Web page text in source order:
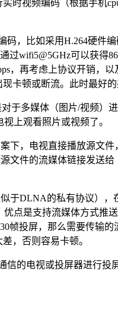
时视频编码（根据手机
，比如采用H.264硬件
过wifi5@5GHz可以获
，再考虑上协议开销，
卡顿或断流。此时最好
于多媒体（图片/视频）
上观看照片或视频了。
，电视直接播放源文
文件的流媒体链接发送
于DLNA的私有协议）
优点是支持流媒体方式
帧投屏，那么需要传
，否则容易卡顿。
信的电视或投屏器进行